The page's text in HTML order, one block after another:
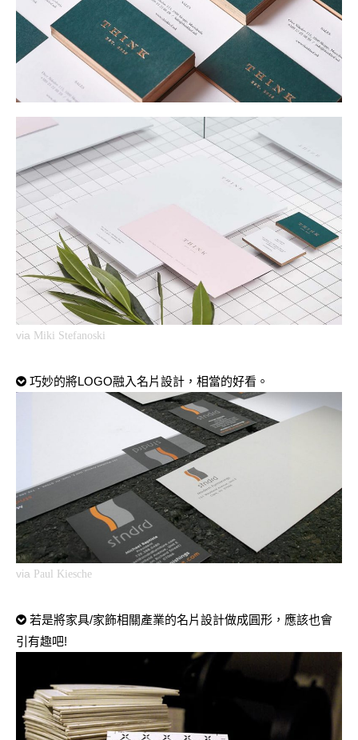
via Miki Stefanoski
巧妙的將LOGO融入名片設計，相當的好看。
via Paul Kiesche
若是將家具/家飾相關產業的名片設計做成圓形，應該也會
引有趣吧!